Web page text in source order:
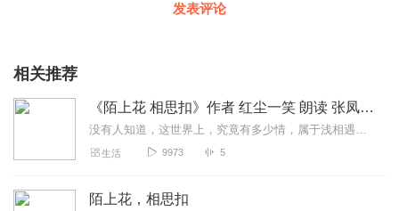
发表评论
相关推荐
《陌上花 相思扣》作者 红尘一笑 朗读 张凤霞
没有人知道，这世界上，究竟有多少情，属于浅相遇，深相知；更没有人知道，这世界上，究竟有多少情，属于默然相伴，寂静欢喜。于万千的人群中，于无际涯的时光里，一个人没...
生活 9973 5
陌上花，相思扣